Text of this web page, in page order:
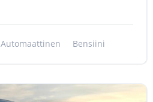
Automaattinen Bensiini